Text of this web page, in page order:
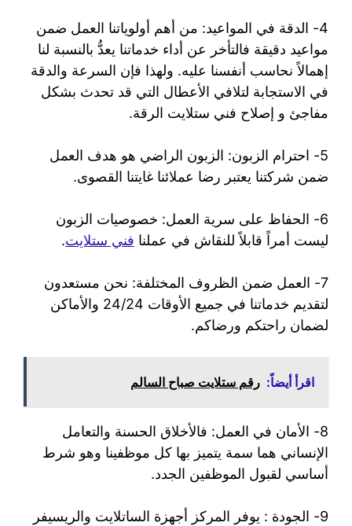
4- الدقة في المواعيد: من أهم أولوياتنا العمل ضمن
مواعيد دقيقة فالتأخر عن أداء خدماتنا يعدُّ بالنسبة لنا
إهمالاً نحاسب أنفسنا عليه. ولهذا فإن السرعة والدقة
في الاستجابة لتلافي الأعطال التي قد تحدث بشكل
مفاجئ و إصلاح فني ستلايت الرقة.
5- احترام الزبون: الزبون الراضي هو هدف العمل
ضمن شركتنا يعتبر رضا عملائنا غايتنا القصوى.
6- الحفاظ على سرية العمل: خصوصيات الزبون
ليست أمراً قابلاً للنقاش في عملنا فني ستلايت.
7- العمل ضمن الظروف المختلفة: نحن مستعدون
لتقديم خدماتنا في جميع الأوقات 24/24 والأماكن
لضمان راحتكم ورضاكم.
اقرأ أيضاً: رقم ستلايت صباح السالم
8- الأمان في العمل: فالأخلاق الحسنة والتعامل
الإنساني هما سمة يتميز بها كل موظفينا وهو شرط
أساسي لقبول الموظفين الجدد.
9- الجودة : يوفر المركز أجهزة الساتلايت والريسيفر